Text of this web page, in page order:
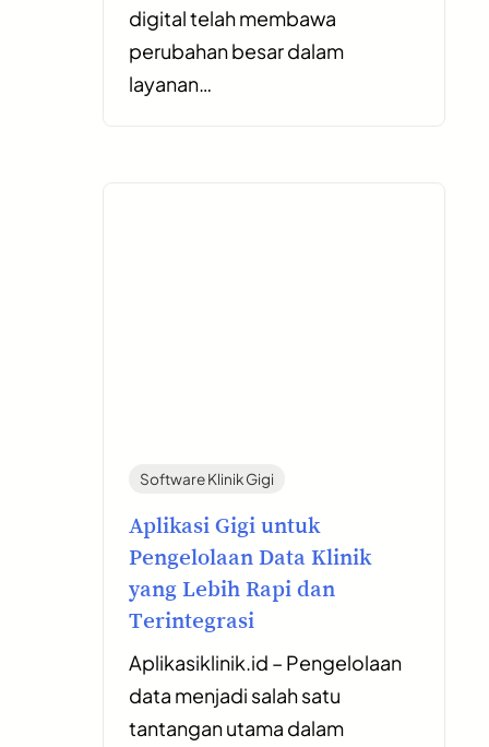
digital telah membawa
perubahan besar dalam
layanan…
Software Klinik Gigi
Aplikasi Gigi untuk
Pengelolaan Data Klinik
yang Lebih Rapi dan
Terintegrasi
Aplikasiklinik.id – Pengelolaan
data menjadi salah satu
tantangan utama dalam